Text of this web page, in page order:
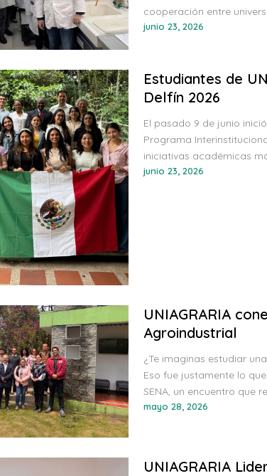
cooperación entre
junio 23, 2026
Estudiantes de
Delfín 2026
El pasado 9 de junio
Programa
iniciativas académicas
junio 23, 2026
UNIAGRARIA
Agroindustrial
¿Te imaginas estudiar
Eso fue justamente lo
SENA, un encuentro que
mayo 28, 2026
UNIAGRARIA